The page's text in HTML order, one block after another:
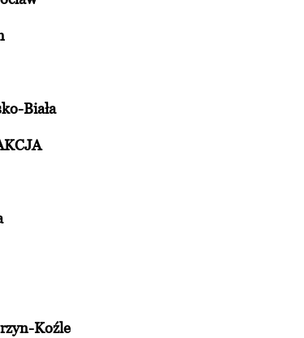
Biała
Koźle